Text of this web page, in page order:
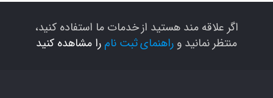
اگر علاقه مند هستید از خدمات ما استفاده کنید،
منتظر نمانید و راهنمای ثبت نام را مشاهده کنید